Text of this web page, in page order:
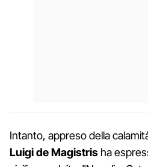
Intanto, appreso della
Luigi de Magistris ha